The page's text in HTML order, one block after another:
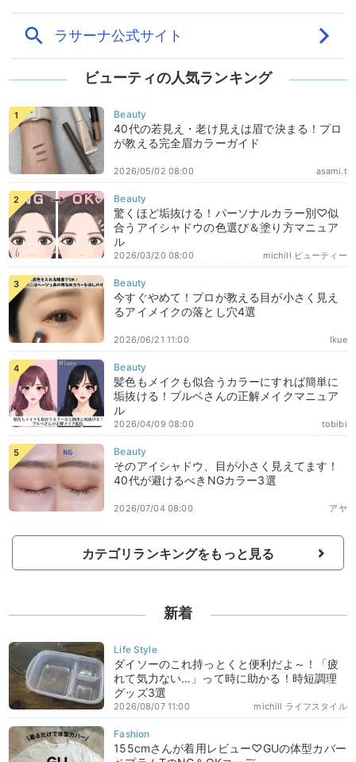
ビューティの人気ランキング
40代の若見え・老け見えは眉で決まる！プロ
が教える完全眉カラーガイド
asami.t
2026/05/02 08:00
驚くほど垢抜ける！パーソナルカラー別♡似
合うアイシャドウの色選び＆塗り方マニュア
ル
michill ビューティー
2026/03/20 08:00
今すぐやめて！プロが教える目が小さく見え
るアイメイクの落とし穴4選
Ikue
2026/06/21 11:00
髪色もメイクも似合うカラーにすれば簡単に
垢抜ける！ブルベさんの正解メイクマニュア
ル
tobibi
2026/04/09 08:00
そのアイシャドウ、目が小さく見えてます！
40代が避けるべきNGカラー3選
アヤ
2026/07/04 08:00
カテゴリランキングをもっと見る
新着
ダイソーのこれ持っとくと便利だよ～！「疲
れて気力ない…」って時に助かる！時短調理
グッズ3選
michill ライフスタイル
2026/08/07 11:00
155cmさんが着用レビュー♡GUの体型カバー